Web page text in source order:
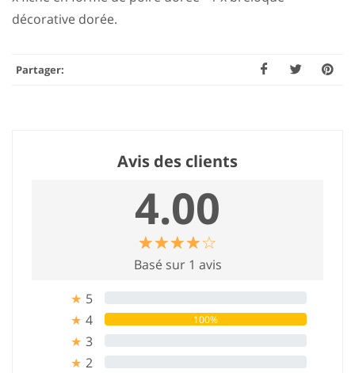
décorative dorée.
Partager:
Avis des clients
4.00
☆☆☆☆☆
★★★★★
Basé sur 1 avis
★ 5
★ 4 100%
★ 3
★ 2